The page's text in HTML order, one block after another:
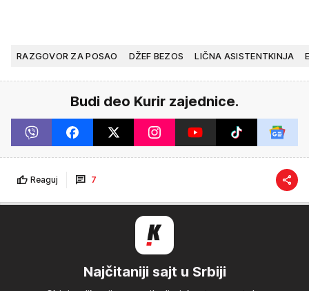
RAZGOVOR ZA POSAO DŽEF BEZOS LIČNA ASISTENTKINJA
Budi deo Kurir zajednice.
Reaguj 7
Najčitaniji sajt u Srbiji